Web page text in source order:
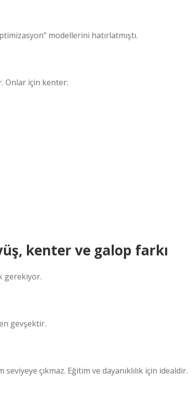
modellerini hatırlatmıştı.
Onlar için kenter:
kenter ve galop farkı
gerekiyor.
gevşektir.
çıkmaz. Eğitim ve dayanıklılık için idealdir.